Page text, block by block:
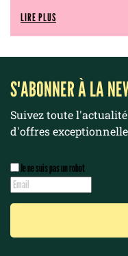
LIRE PLUS
S'ABONNER À LA
Suivez toute
d'offres
Je ne suis pas un robot